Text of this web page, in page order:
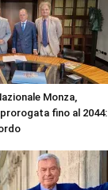
Monza,
fino al 2044: